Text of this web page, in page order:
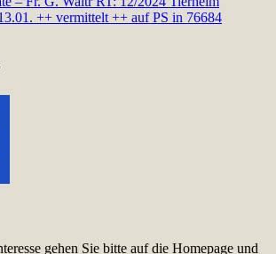
++ vermittelt ++ auf PS in 76684
gehen Sie bitte auf die Homepage und